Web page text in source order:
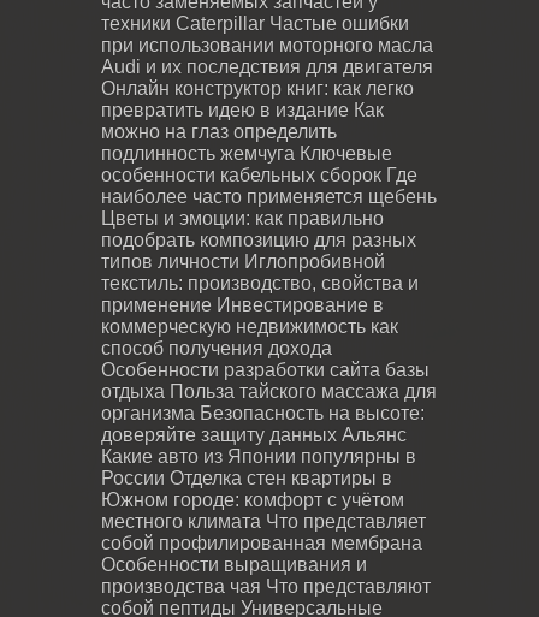
техники Caterpillar Частые ошибки
при использовании моторного масла
Audi и их последствия для двигателя
Онлайн конструктор книг: как легко
превратить идею в издание Как
можно на глаз определить
подлинность жемчуга Ключевые
особенности кабельных сборок Где
наиболее часто применяется щебень
Цветы и эмоции: как правильно
подобрать композицию для разных
типов личности Иглопробивной
текстиль: производство, свойства и
применение Инвестирование в
коммерческую недвижимость как
способ получения дохода
Особенности разработки сайта базы
отдыха Польза тайского массажа для
организма Безопасность на высоте:
доверяйте защиту данных Альянс
Какие авто из Японии популярны в
России Отделка стен квартиры в
Южном городе: комфорт с учётом
местного климата Что представляет
собой профилированная мембрана
Особенности выращивания и
производства чая Что представляют
собой пептиды Универсальные